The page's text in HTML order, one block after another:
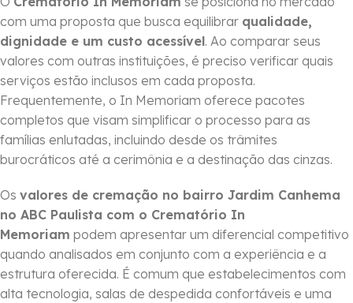
com uma proposta que busca equilibrar qualidade,
dignidade e um custo acessível. Ao comparar seus
valores com outras instituições, é preciso verificar quais
serviços estão inclusos em cada proposta.
Frequentemente, o In Memoriam oferece pacotes
completos que visam simplificar o processo para as
famílias enlutadas, incluindo desde os trâmites
burocráticos até a cerimônia e a destinação das cinzas.
Os valores de cremação no bairro Jardim Canhema
no ABC Paulista com o Crematório In
Memoriam podem apresentar um diferencial competitivo
quando analisados em conjunto com a experiência e a
estrutura oferecida. É comum que estabelecimentos com
alta tecnologia, salas de despedida confortáveis e uma